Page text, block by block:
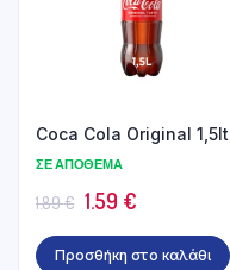
Coca Cola Original 1,5lt
ΣΕ ΑΠΌΘΕΜΑ
1.89€ Original
price
was:
1.59 €Η
τρέχουσα
τιμή
Προσθήκη στο καλάθι